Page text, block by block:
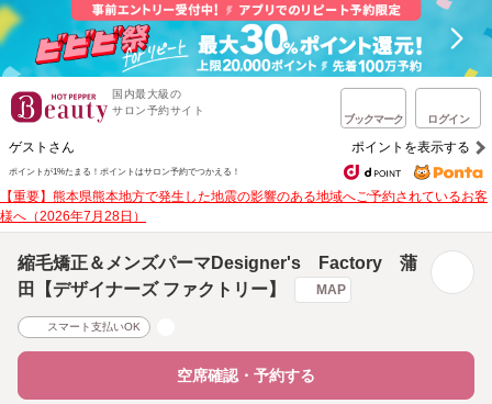
国内最大級の
サロン予約サイト
ブックマーク ログイン
ゲストさん ポイントを表示する
ポイントが1%たまる！ ポイントはサロン予約でつかえる！
【重要】熊本県熊本地方で発生した地震の影響のある地域へご予約されているお客
様へ（2026年7月28日）
縮毛矯正＆メンズパーマDesigner's Factory 蒲
田【デザイナーズ ファクトリー】
MAP
スマート支払いOK
空席確認・予約する